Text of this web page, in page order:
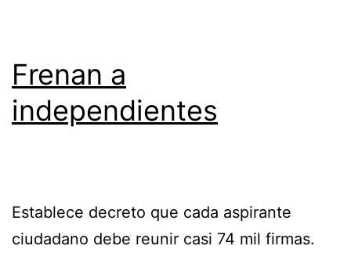
Frenan a
independientes
Establece decreto que cada aspirante
ciudadano debe reunir casi 74 mil firmas.